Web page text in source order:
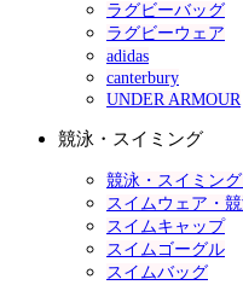
ラグビーバッグ
ラグビーウェア
adidas
canterbury
UNDER ARMOUR
競泳・スイミング
競泳・スイミン
スイムウェア・
スイムキャップ
スイムゴーグル
スイムバッグ